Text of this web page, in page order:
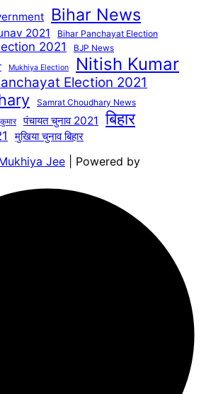
Bihar News
2021 Bihar Panchayat Election
2021 BJP News
Mukhiya Election Nitish Kumar
Election 2021
Samrat Choudhary News
पंचायत चुनाव 2021 बिहार
मुखिया चुनाव बिहार
Jee | Powered by